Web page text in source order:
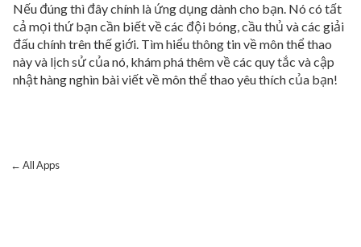
Nếu đúng thì đây chính là ứng dụng dành cho bạn. Nó có tất
cả mọi thứ bạn cần biết về các đội bóng, cầu thủ và các giải
đấu chính trên thế giới. Tìm hiểu thông tin về môn thể thao
này và lịch sử của nó, khám phá thêm về các quy tắc và cập
nhật hàng nghìn bài viết về môn thể thao yêu thích của bạn!
← All Apps